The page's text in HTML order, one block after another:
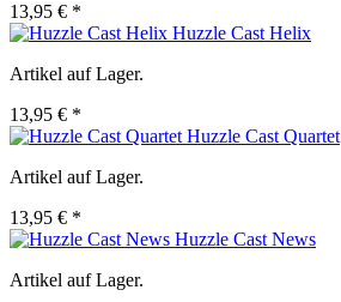
13,95 € *
Huzzle Cast Helix
Artikel auf Lager.
13,95 € *
Huzzle Cast Quartet
Artikel auf Lager.
13,95 € *
Huzzle Cast News
Artikel auf Lager.